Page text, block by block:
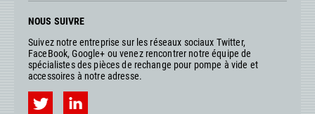
NOUS SUIVRE
Suivez notre entreprise sur les réseaux sociaux Twitter,
FaceBook, Google+ ou venez rencontrer notre équipe de
spécialistes des pièces de rechange pour pompe à vide et
accessoires à notre adresse.